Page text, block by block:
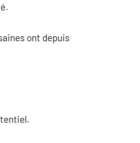
ont depuis